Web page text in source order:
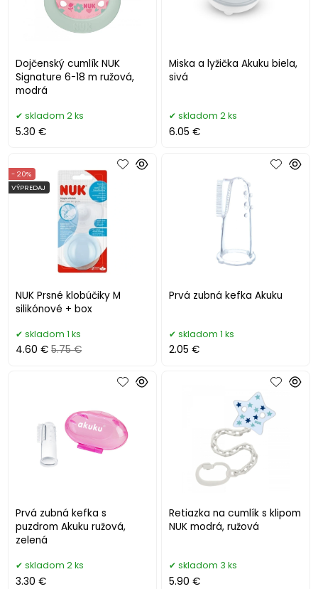
Dojčenský cumlík NUK
Signature 6-18 m ružová,
modrá
skladom 2 ks
5.30 €
Miska a lyžička Akuku biela,
sivá
skladom 2 ks
6.05 €
NUK Prsné klobúčiky M
silikónové + box
- 20%
VÝPREDAJ
skladom 1 ks
4.60 € 5.75 €
Prvá zubná kefka Akuku
skladom 1 ks
2.05 €
Prvá zubná kefka s
puzdrom Akuku ružová,
zelená
skladom 2 ks
3.30 €
Retiazka na cumlík s klipom
NUK modrá, ružová
skladom 3 ks
5.90 €